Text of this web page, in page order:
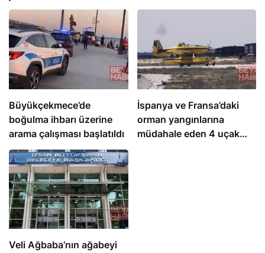
Büyükçekmece’de
boğulma ihbarı üzerine
arama çalışması başlatıldı
İspanya ve Fransa’daki
orman yangınlarına
müdahale eden 4 uçak
Veli Ağbaba’nın ağabeyi